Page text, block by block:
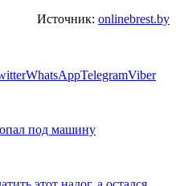
Источник: onlinebrest.by
WhatsAppTelegramViber
под машину